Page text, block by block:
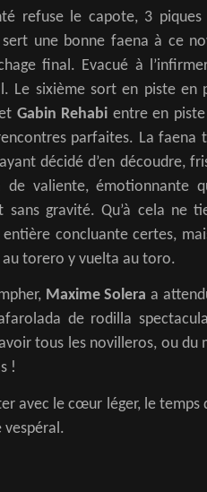
refuse le capote, 3
une bonne faena à ce
final. Evacué à
Le sixième sort en piste en
Gabin Rehabi entre en
parfaites. La faena
décidé d’en découdre,
de valiente, émotionnante
sans gravité. Qu’à cela ne
concluante certes,
torero y vuelta au toro.
Maxime Solera a
de rodilla
tous les novilleros, ou du
!
avec le cœur léger, le temps